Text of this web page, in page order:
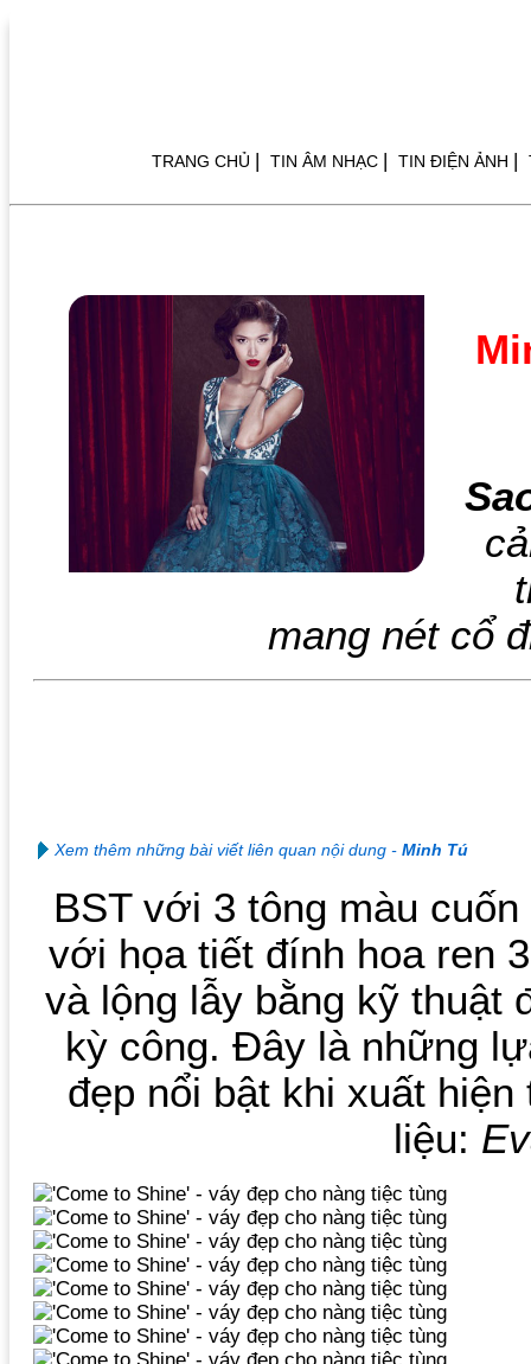
TRANG CHỦ | TIN ÂM NHẠC | TIN ĐIỆN ẢNH |
mang nét cổ
Xem thêm những bài viết liên quan nội dung - Minh Tú
BST với 3 tông màu
với họa tiết đính hoa ren
và lộng lẫy bằng kỹ thuật
kỳ công. Đây là những
đẹp nổi bật khi xuất
liệu: